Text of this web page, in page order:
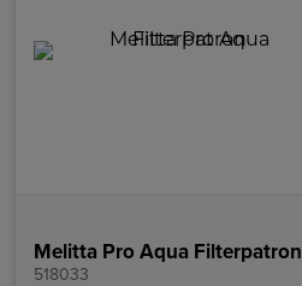
Melitta Pro Aqua Filterpatron
518033